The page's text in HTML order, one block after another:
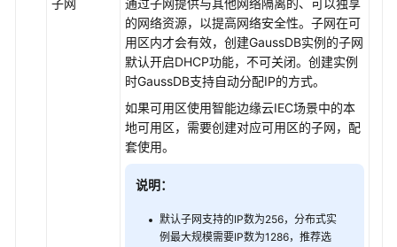
子网
通过子网提供与其他网络隔离的、可以独享
的网络资源，以提高网络安全性。子网在可
用区内才会有效，创建GaussDB实例的子网
默认开启DHCP功能，不可关闭。创建实例
时GaussDB支持自动分配IP的方式。
如果可用区使用智能边缘云IEC场景中的本
地可用区，需要创建对应可用区的子网，配
套使用。
说明：
默认子网支持的IP数为256，分布式实
例最大规模需要IP数为1286，推荐选